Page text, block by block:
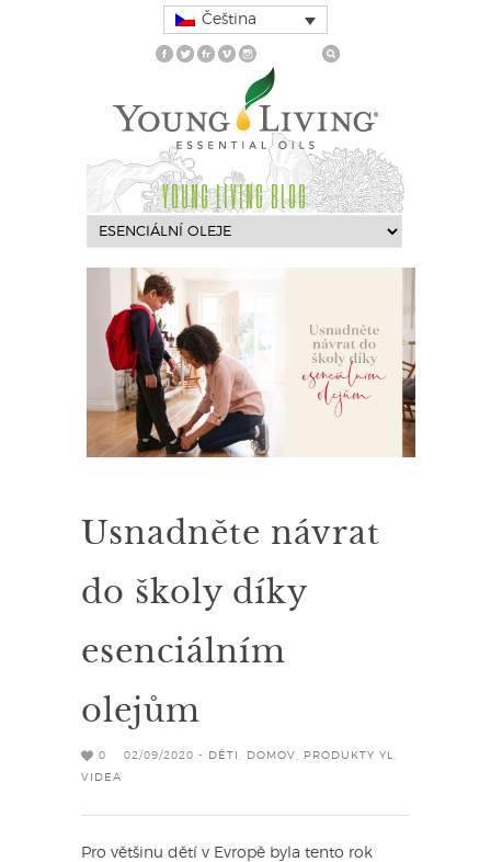
Čeština
YOUNG LIVING BLOG
Usnadněte návrat
do školy díky
esenciálním
olejům
0 02/09/2020 - DĚTI DOMOV PRODUKTY YL
VIDEA
Pro většinu dětí v Evropě byla tento rok